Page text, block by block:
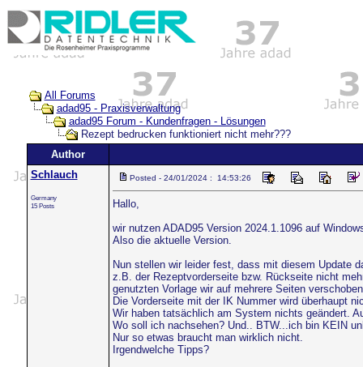
All Forums
adad95 - Praxisverwaltung
adad95 Forum - Kundenfragen - Lösungen
Rezept bedrucken funktioniert nicht mehr???
Author
Schlauch
Germany
15 Posts
Posted - 24/01/2024 : 14:53:26
Hallo,
wir nutzen ADAD95 Version 2024.1.1096 auf
Also die aktuelle Version.
Nun stellen wir leider fest, dass mit diesem Update
z.B. der Rezeptvorderseite bzw. Rückseite nicht
genutzten Vorlage wir auf mehrere Seiten
Die Vorderseite mit der IK Nummer wird überhaupt
Wir haben tatsächlich am System nichts geändert.
Wo soll ich nachsehen? Und.. BTW...ich bin KEIN
Nur so etwas braucht man wirklich nicht.
Irgendwelche Tipps?